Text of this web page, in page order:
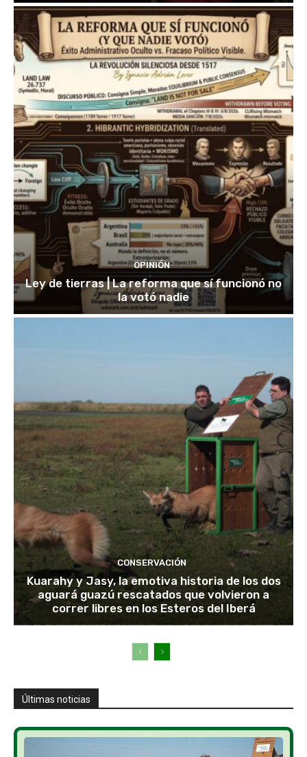
OPINIÓN
Ley de tierras | La reforma que sí funcionó no
la votó nadie
CONSERVACIÓN
Kuarahy y Jasy, la emotiva historia de los dos
aguará guazú rescatados que volvieron a
correr libres en los Esteros del Iberá
Últimas noticias